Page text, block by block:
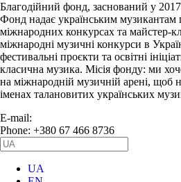
Благодійний фонд, заснований у
Фонд надає українським музикантам
міжнародних конкурсах та майстер-
міжнародні музичні конкурси в
фестивальні проєкти та освітні
класична музика. Місія фонду: ми
на міжнародній музичній арені, щоб
іменах талановитих українських
E-mail:
Phone: +380 67 466 8736
UA